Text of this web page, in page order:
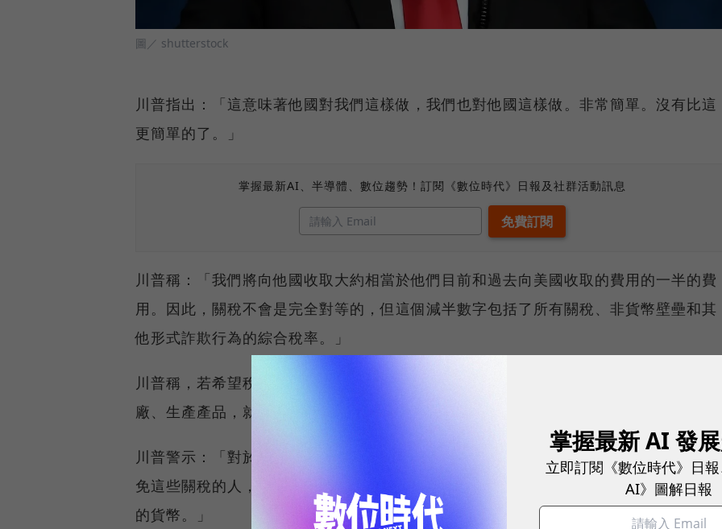
圖／ shutterstock
川普指出：「這意味著他國對我們這樣做，我們也對他國這樣做。非常簡單。沒有比這
更簡單的了。」
掌握最新AI、半導體、數位趨勢！訂閱《數位時代》日報及社群活動訊息
川普稱：「我們將向他國收取大約相當於他們目前和過去向美國收取的費用的一半的費
用。因此，關稅不會是完全對等的，但這個減半數字包括了所有關稅、非貨幣壁壘和其
他形式詐欺行為的綜合稅率。」
川普稱，若希望稅率為零，那麼他國 / 他國企業就在美國生產產品，因為如果在美國建
廠、生產產品，就沒有關稅。
川普警示：「對於所有外國總統、總理、國王、王后、大使以及所有即將打電話要求豁
免這些關稅的人，我想說，終止你們自己的關稅，放下你們的關稅壁壘，不要操縱你們
的貨幣。」
掌握最新 AI 發展
立即訂閱《數位時代》日
AI》圖解日報